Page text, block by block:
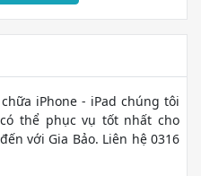
iPhone - iPad chúng tôi
thể phục vụ tốt nhất cho
với Gia Bảo. Liên hệ 0316